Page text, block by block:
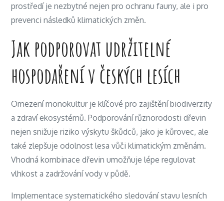
prostředí je nezbytné nejen pro ochranu fauny, ale i pro
prevenci následků klimatických změn.
Jak podporovat udržitelné
hospodaření v českých lesích
Omezení monokultur je klíčové pro zajištění biodiverzity
a zdraví ekosystémů. Podporování různorodosti dřevin
nejen snižuje riziko výskytu škůdců, jako je kůrovec, ale
také zlepšuje odolnost lesa vůči klimatickým změnám.
Vhodná kombinace dřevin umožňuje lépe regulovat
vlhkost a zadržování vody v půdě.
Implementace systematického sledování stavu lesních